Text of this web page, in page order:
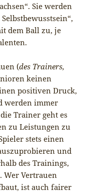
Sie werden
dem Ball zu, je
(des Trainers,
keinen
positiven Druck,
werden immer
Trainer geht es
zu Leistungen zu
stets einen
und
des Trainings,
Wer Vertrauen
ist auch fairer